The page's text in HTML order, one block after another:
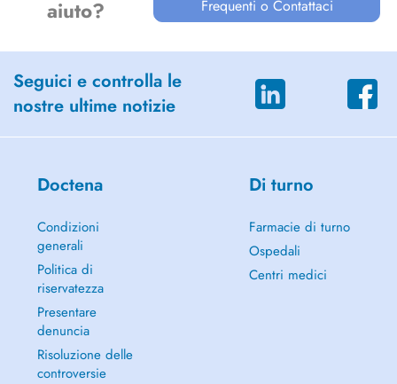
aiuto?
Frequenti o Contattaci
Seguici e controlla le
nostre ultime notizie
Doctena
Condizioni
generali
Politica di
riservatezza
Presentare
denuncia
Risoluzione delle
controversie
Di turno
Farmacie di turno
Ospedali
Centri medici